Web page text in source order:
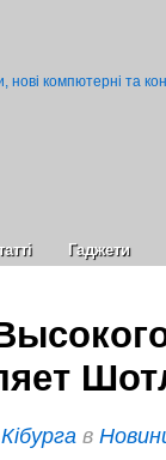
Гаджети
в